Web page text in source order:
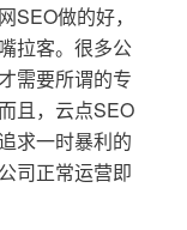
SEO做的好，
拉客。很多公
需要所谓的专
且，云点SEO
求一时暴利的
司正常运营即